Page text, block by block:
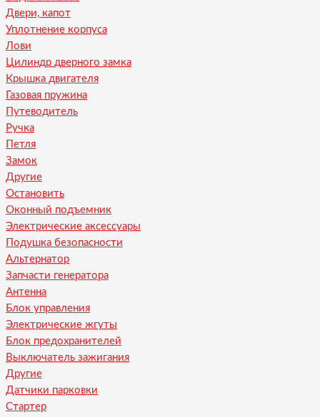
Двери, капот
Уплотнение корпуса
Лови
Цилиндр дверного замка
Крышка двигателя
Газовая пружина
Путеводитель
Ручка
Петля
Замок
Другие
Остановить
Оконный подъемник
Электрические аксессуары
Подушка безопасности
Альтернатор
Запчасти генератора
Антенна
Блок управления
Электрические жгуты
Блок предохранителей
Выключатель зажигания
Другие
Датчики парковки
Стартер